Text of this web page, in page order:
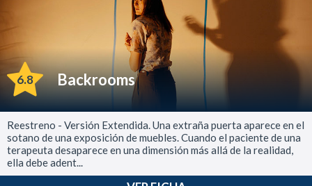
6.8 Backrooms
Reestreno - Versión Extendida. Una extraña puerta aparece en el
sotano de una exposición de muebles. Cuando el paciente de una
terapeuta desaparece en una dimensión más allá de la realidad,
ella debe adent...